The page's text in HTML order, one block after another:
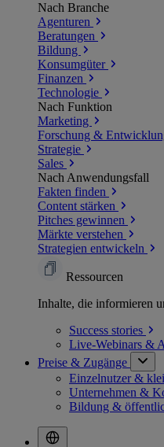
Nach Branche
Agenturen
Beratungen
Bildung
Konsumgüter
Finanzen
Technologie
Nach Funktion
Marketing
Forschung &
Strategie
Sales
Nach Anwendungsfall
Fakten finden
Content stärken
Pitches gewinnen
Märkte verstehen
Strategien entwickeln
Ressourcen
Inhalte, die informieren
Success stories
Live-Webinars &
Preise & Zugänge
Einzelnutzer &
Unternehmen &
Bildung &